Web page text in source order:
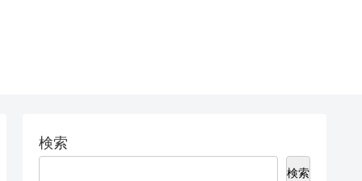
検索
検索